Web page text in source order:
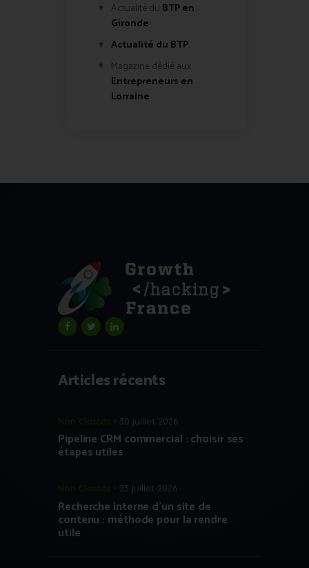
Actualité du BTP en
Gironde
Actualité du BTP
Magazine dédié aux
Entrepreneurs en
Lorraine
Articles récents
Non Classés 30 juillet 2026
Pipeline CRM commercial : choisir ses
étapes utiles
Non Classés 23 juillet 2026
Recherche interne d’un site de
contenu : méthode pour la rendre
utile